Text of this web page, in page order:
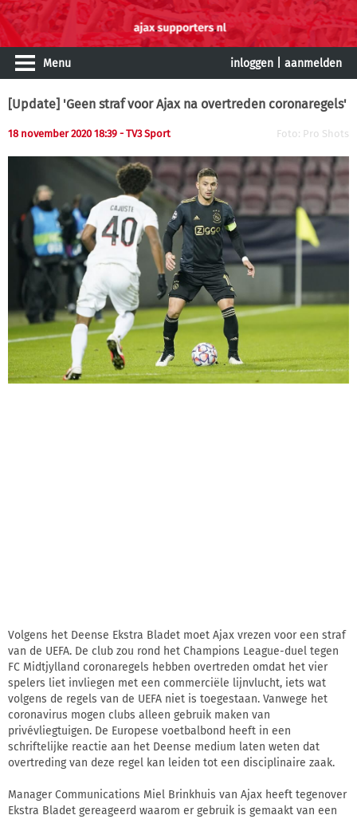
Menu inloggen aanmelden
[Update] 'Geen straf voor Ajax na overtreden coronaregels'
18 november 2020 18:39 - TV3 Sport Foto: Pro Shots
Volgens het Deense Ekstra Bladet moet Ajax vrezen voor een straf
van de UEFA. De club zou rond het Champions League-duel tegen
FC Midtjylland coronaregels hebben overtreden omdat het vier
spelers liet invliegen met een commerciële lijnvlucht, iets wat
volgens de regels van de UEFA niet is toegestaan. Vanwege het
coronavirus mogen clubs alleen gebruik maken van
privévliegtuigen. De Europese voetbalbond heeft in een
schriftelijke reactie aan het Deense medium laten weten dat
overtreding van deze regel kan leiden tot een disciplinaire zaak.
Manager Communications Miel Brinkhuis van Ajax heeft tegenover
Ekstra Bladet gereageerd waarom er gebruik is gemaakt van een